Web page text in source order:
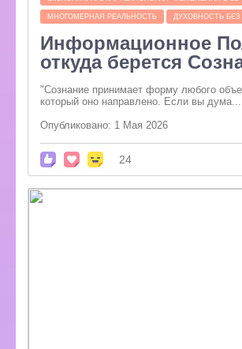
МНОГОМЕРНАЯ РЕАЛЬНОСТЬ ДУХОВНОСТЬ БЕЗ
Информационное
откуда берется
"Сознание принимает форму любого
который оно направлено. Если вы дума...
Опубликовано: 1 Мая 2026
24